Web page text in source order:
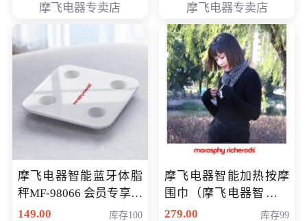
摩飞电器专卖店 摩飞电器专卖店
摩飞电器智能蓝牙体脂
秤MF-98066 会员专享价
98元
149.00 库存100
摩飞电器智能加热按摩
围巾（摩飞电器智能加
热按摩围脖） 会员专享
279.00 库存99